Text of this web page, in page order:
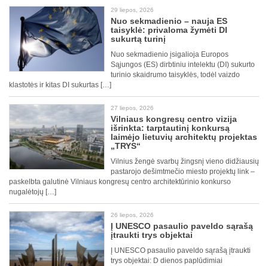
29 liepos, 2026
Nuo sekmadienio – nauja ES
taisyklė: privaloma žymėti DI
sukurtą turinį
Nuo sekmadienio įsigalioja Europos
Sąjungos (ES) dirbtiniu intelektu (DI) sukurto
turinio skaidrumo taisyklės, todėl vaizdo
klastotės ir kitas DI sukurtas […]
27 liepos, 2026
Vilniaus kongresų centro vizija
išrinkta: tarptautinį konkursą
laimėjo lietuvių architektų projektas
„TRYS“
Vilnius žengė svarbų žingsnį vieno didžiausių
pastarojo dešimtmečio miesto projektų link –
paskelbta galutinė Vilniaus kongresų centro architektūrinio konkurso
nugalėtojų […]
26 liepos, 2026
Į UNESCO pasaulio paveldo sąrašą
įtraukti trys objektai
Į UNESCO pasaulio paveldo sąrašą įtraukti
trys objektai: D dienos paplūdimiai